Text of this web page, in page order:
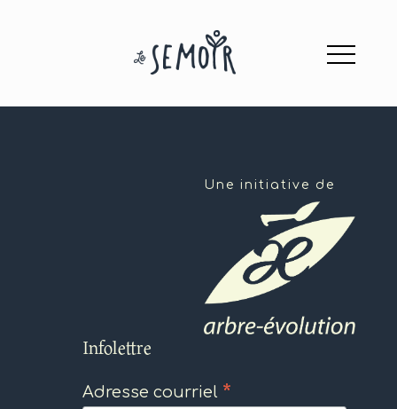
Une initiative de
Infolettre
Adresse courriel *